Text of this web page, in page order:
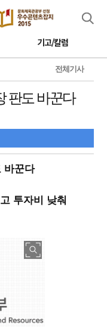
기고/칼럼
전체기사
판도 바꾼다
바꾼다
투자비 낮춰
검색